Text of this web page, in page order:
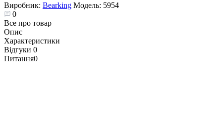
Виробник: Bearking Модель: 5954
0
Все про товар
Опис
Характеристики
Відгуки 0
Питання0